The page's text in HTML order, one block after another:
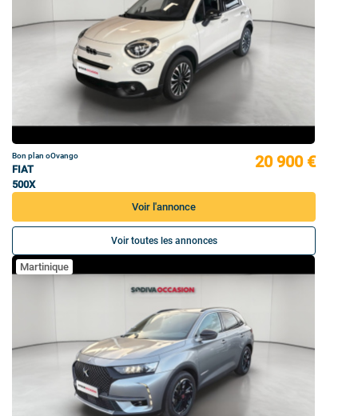
Bon plan oOvango
FIAT
500X
20 900 €
Voir l'annonce
Voir toutes les annonces
Martinique